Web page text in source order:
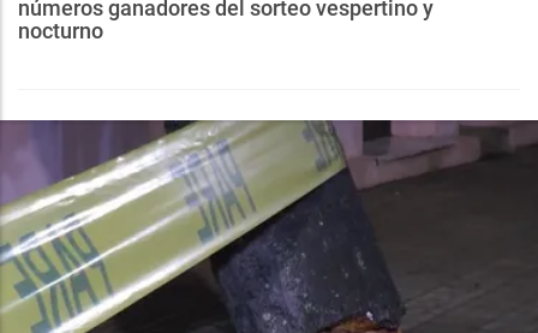
números ganadores del sorteo vespertino y
nocturno